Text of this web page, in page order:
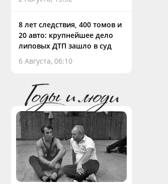
8 лет следствия, 400 томов и
20 авто: крупнейшее дело
липовых ДТП зашло в суд
6 Августа, 06:10